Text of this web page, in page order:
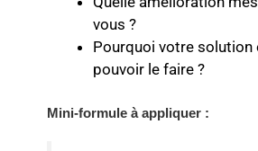
vous ?
Pourquoi votre solution
pouvoir le faire ?
Mini-formule à appliquer :